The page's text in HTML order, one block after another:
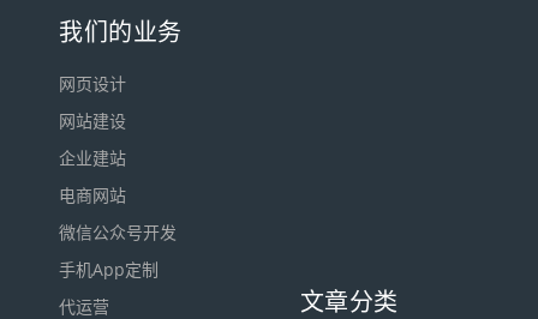
我们的业务
网页设计
网站建设
企业建站
电商网站
微信公众号开发
手机App定制
代运营
文章分类